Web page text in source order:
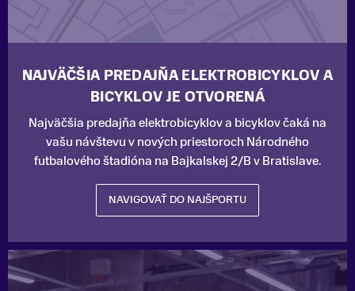
NAJVÄČŠIA PREDAJŇA ELEKTROBICYKLOV A
BICYKLOV JE OTVORENÁ
Najväčšia predajňa elektrobicyklov a bicyklov čaká na
vašu návštevu v nových priestoroch Národného
futbalového štadióna na Bajkalskej 2/B v Bratislave.
NAVIGOVAŤ DO NAJŠPORTU